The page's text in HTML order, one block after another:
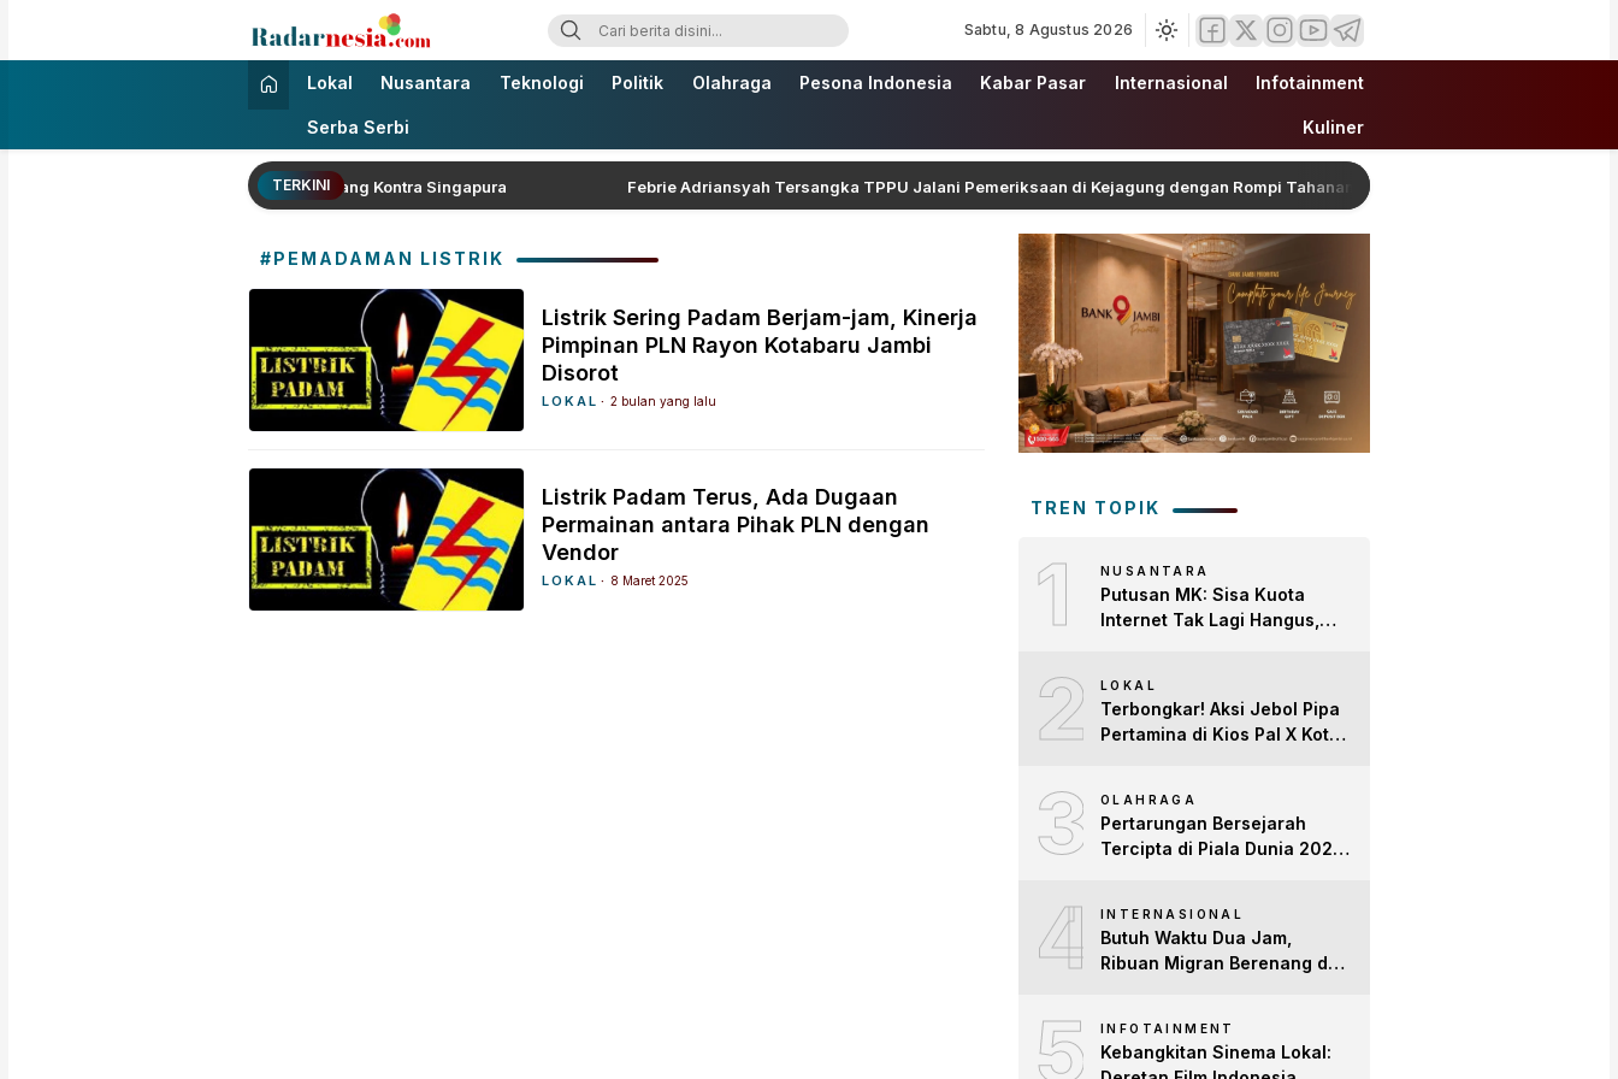
Radarnesia
Enak Dibaca
Sabtu, 8 Agustus 2026
Lokal Nusantara Teknologi Politik Olahraga Pesona Indonesia Kabar Pasar Internasional Infotainment
Serba Serbi Kuliner
TERKINI
Lolos Semifinal Piala AFF Usai Imbang Kontra Singapura Febrie Adriansyah Tersangka TPPU Jalani Pemeriksaan di Kejagung dengan Rompi Tahanan
#PEMADAMAN LISTRIK
Listrik Sering Padam Berjam-jam, Kinerja
Pimpinan PLN Rayon Kotabaru Jambi
Disorot
LOKAL 2 bulan yang lalu
Listrik Padam Terus, Ada Dugaan
Permainan antara Pihak PLN dengan
Vendor
LOKAL 8 Maret 2025
TREN TOPIK
1 NUSANTARA
Putusan MK: Sisa Kuota
Internet Tak Lagi Hangus,
2 LOKAL
Terbongkar! Aksi Jebol Pipa
Pertamina di Kios Pal X Kota
3 OLAHRAGA
Pertarungan Bersejarah
Tercipta di Piala Dunia 2026:
4 INTERNASIONAL
Butuh Waktu Dua Jam,
Ribuan Migran Berenang dari
5 INFOTAINMENT
Kebangkitan Sinema Lokal: